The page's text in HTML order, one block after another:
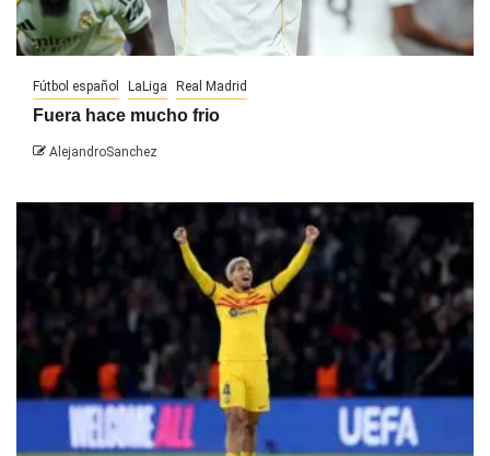
Fútbol español LaLiga Real Madrid
Fuera hace mucho frio
AlejandroSanchez